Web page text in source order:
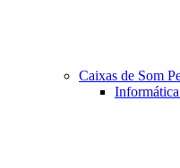
Caixas de Som